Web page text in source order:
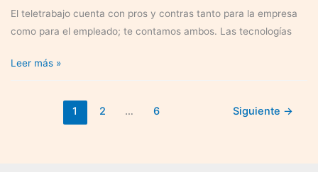
El teletrabajo cuenta con pros y contras tanto para la empresa
como para el empleado; te contamos ambos. Las tecnologías
Ventajas
desventajas
Leer más »
1 2 … 6 Siguiente →